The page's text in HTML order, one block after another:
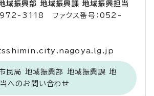
域振興部 地域振興課 地域振興担当
972-3118 ファクス番号：052-
民局 地域振興部 地域振興課 地
へのお問い合わせ